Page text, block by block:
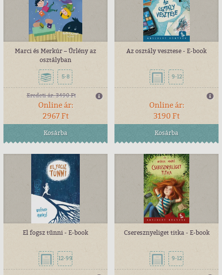
Marci és Merkúr – Űrlény az
osztályban
5-8
Eredeti ár:3490 Ft
Online ár:
2967 Ft
Kosárba
Az osztály vesztese - E-book
9-12
Online ár:
3190 Ft
Kosárba
El fogsz tűnni - E-book
12-99
Cseresznyeliget titka - E-book
9-12